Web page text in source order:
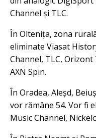
Channel și TLC.
În Oltenița, zona
eliminate Viasat
Channel, TLC, Orizont
AXN Spin.
În Oradea, Aleșd,
vor rămâne 54. Vor fi
Music Channel,